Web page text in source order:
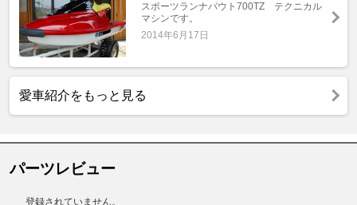
スポーツランナバウト700TZ テクニカル
マシンです。
2014年6月17日
愛車紹介をもっと見る
パーツレビュー
登録されていません。